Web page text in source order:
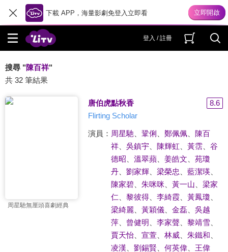
下載 APP，海量影劇免登入立即看
登入 / 註冊
搜尋 "陳百祥"
共 32 筆結果
周星馳無厘頭喜劇經典
唐伯虎點秋香
8.6
Flirting Scholar
演員： 周星馳 鞏俐 鄭佩佩、 陳百
祥、 吳鎮宇、 陳輝虹、 黃霑、 谷
德昭
溫翠蘋、 姜皓文
苑瓊
丹、 劉家輝、 梁榮忠 藍潔瑛、
陳家碧、 朱咪咪 黃一山
梁家
仁
黎彼得、 李綺霞、 黃鳳瓊
梁綺麗
黃穎儀、 金磊、 吳越
萍、 曾健明 李家聲、 黎靖雪、
賈天怡、 宣萱、 林威、 朱鐵和
凌漢
劉錫賢 何英偉、 王偉